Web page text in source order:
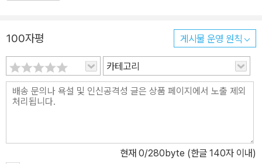
기, 마음안경점에 방문해 보세요. 스스로를 향한 왜곡된 프레임을 벗
어던지고 있는 그대로 자신을 받아들이게 도와줍니다. 『마음안경점』
은 누구보다 가까이에서 아이들의 마음을 들여다보는 초등교사 조시
온 작가의 글과, 볼로냐 국제아동도서전 선정 일러스트레이터 이소영
작가의 경쾌하고 세심한 그림이 만난 그림책입니다. 외모 콤플렉스로
시선이 긍정적으로 변화하는 모습을 담았습니다. 3. 무인도에서 보내
요 나는 무인도에서 혼자 지내고 있어요. 심심하지만 토끼 인형 친구
100자평 게시물 운영 원칙
카테고리
현재 0/280byte (한글 140자 이내)